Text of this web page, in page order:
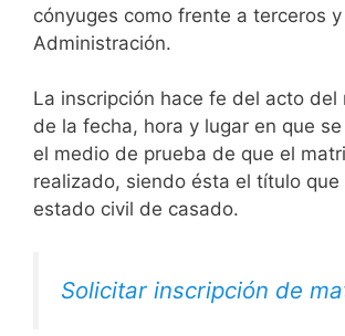
cónyuges como frente a terceros y
Administración.
La inscripción hace fe del acto del
de la fecha, hora y lugar en que
el medio de prueba de que el
realizado, siendo ésta el título que
estado civil de casado.
Solicitar inscripción de